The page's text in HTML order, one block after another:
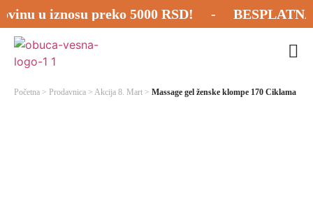
u iznosu preko 5000 RSD! -
Početna > Prodavnica > Akcija 8. Mart > Massage gel ženske klompe 170 Ciklama